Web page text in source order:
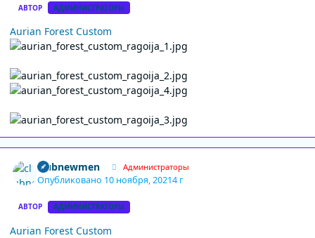
АВТОР АДМИНИСТРАТОРЫ
Aurian Forest Custom
clubnewmen Администраторы
Опубликовано 10 ноября, 20214 г
АВТОР АДМИНИСТРАТОРЫ
Aurian Forest Custom